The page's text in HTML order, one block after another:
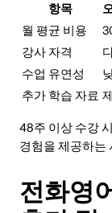
항목
월 평균 비용
강사 자격
수업 유연성
추가 학습 자료
48주 이상 수강
경험을 제공하는
전화영